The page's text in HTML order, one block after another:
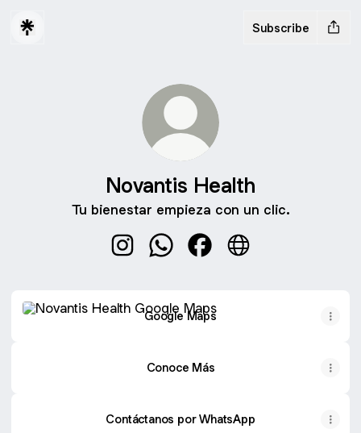
Subscribe
Novantis Health
Tu bienestar empieza con un clic.
Google Maps
Conoce Más
Contáctanos por WhatsApp